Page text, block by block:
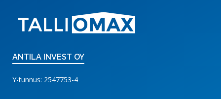
ANTILA INVEST OY
Y-tunnus: 2547753-4